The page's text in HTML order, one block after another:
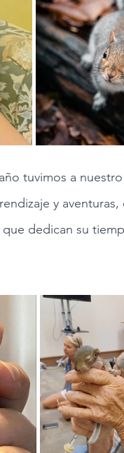
tuvimos a
y aventuras,
dedican su